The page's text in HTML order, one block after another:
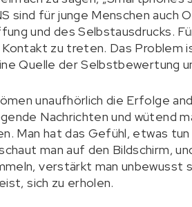
sind für junge Menschen
und des Selbstausdrucks.
zu treten. Das Problem
Quelle der Selbstbewertung
unaufhörlich die Erfolge
Nachrichten und wütend
Man hat das Gefühl, etwas
man auf den Bildschirm,
verstärkt man unbewusst
sich zu erholen.